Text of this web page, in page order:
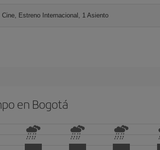
Cine, Estreno Internacional, 1 Asiento
en Bogotá